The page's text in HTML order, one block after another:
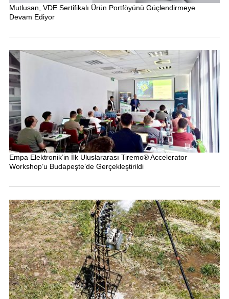
Mutlusan, VDE Sertifikalı Ürün Portföyünü Güçlendirmeye
Devam Ediyor
Empa Elektronik’in İlk Uluslararası Tiremo® Accelerator
Workshop’u Budapeşte’de Gerçekleştirildi